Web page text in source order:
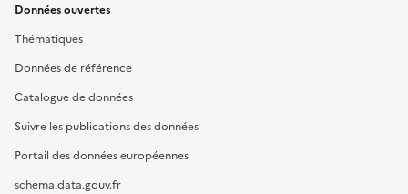
Données ouvertes
Thématiques
Données de référence
Catalogue de données
Suivre les publications des données
Portail des données européennes
schema.data.gouv.fr